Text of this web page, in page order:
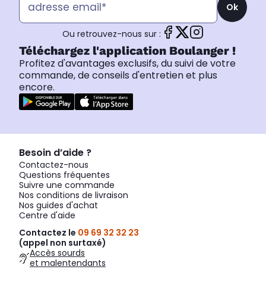
Ok
Ou retrouvez-nous sur :
Téléchargez l'application Boulanger !
Profitez d'avantages exclusifs, du suivi de votre
commande, de conseils d'entretien et plus
encore.
Besoin d’aide ?
Contactez-nous
Questions fréquentes
Suivre une commande
Nos conditions de livraison
Nos guides d'achat
Centre d'aide
Contactez le 09 69 32 32 23
(appel non surtaxé)
Accès sourds
et malentendants